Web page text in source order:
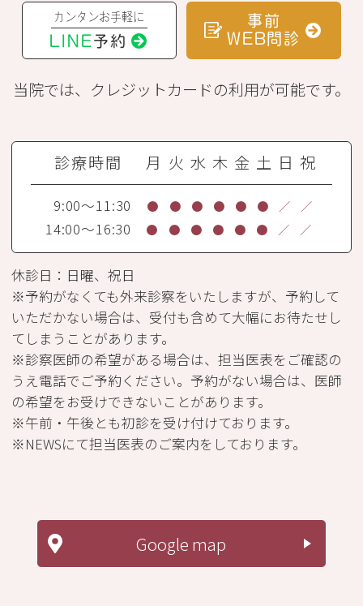
カンタンお手軽に
LINE 予約
事前
WEB問診
当院では、クレジットカードの利用が可能です。
診療時間 月 火 水 木 金 土 日 祝
9:00～11:30 ● ● ● ● ● ● ／ ／
14:00～16:30 ● ● ● ● ● ● ／ ／
休診日：日曜、祝日
※予約がなくても外来診察をいたしますが、予約して
いただかない場合は、受付も含めて大幅にお待たせし
てしまうことがあります。
※診察医師の希望がある場合は、担当医表をご確認の
うえ電話でご予約ください。予約がない場合は、医師
の希望をお受けできないことがあります。
※午前・午後とも初診を受け付けております。
※NEWSにて担当医表のご案内をしております。
Google map